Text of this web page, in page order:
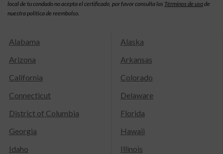
local de tu condado no acepta el certificado, por favor consulta las Términos de usode
nuestra política de reembolso.
Alabama
Alaska
Arizona
Arkansas
California
Colorado
Connecticut
Delaware
District of Columbia
Florida
Georgia
Hawaii
Idaho
Illinois